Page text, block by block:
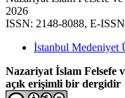
2026
ISSN: 2148-8088, E-
İstanbul Medeniyet
Nazariyat İslam Felsefe
açık erişimli bir dergidir